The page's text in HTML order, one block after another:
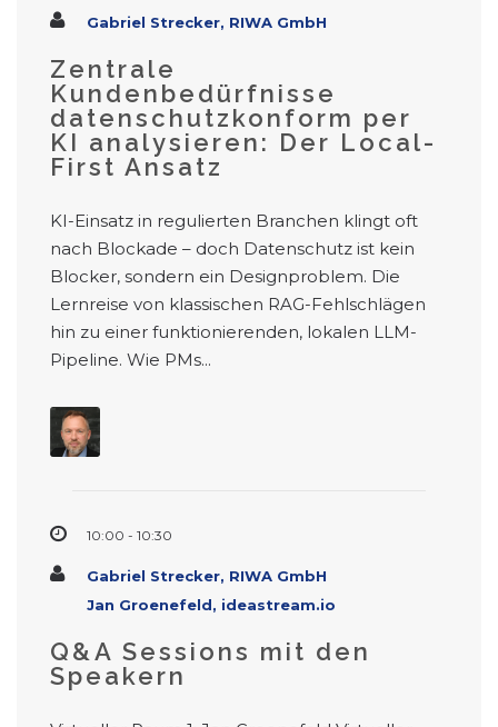
Gabriel Strecker, RIWA GmbH
Zentrale
Kundenbedürfnisse
datenschutzkonform per
KI analysieren: Der Local-
First Ansatz
KI-Einsatz in regulierten Branchen klingt oft
nach Blockade – doch Datenschutz ist kein
Blocker, sondern ein Designproblem. Die
Lernreise von klassischen RAG-Fehlschlägen
hin zu einer funktionierenden, lokalen LLM-
Pipeline. Wie PMs...
10:00 - 10:30
Gabriel Strecker, RIWA GmbH
Jan Groenefeld, ideastream.io
Q&A Sessions mit den
Speakern